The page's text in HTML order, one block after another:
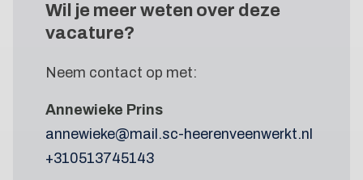
Wil je meer weten over deze
vacature?
Neem contact op met:
Annewieke Prins
annewieke@mail.sc-heerenveenwerkt.nl
+310513745143